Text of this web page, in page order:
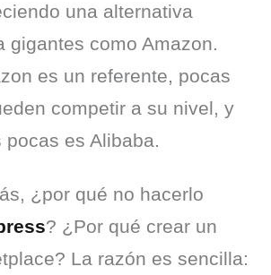
una alternativa
gigantes como Amazon.
es un referente, pocas
competir a su nivel, y
pocas es Alibaba.
¿por qué no hacerlo
? ¿Por qué crear un
La razón es sencilla: